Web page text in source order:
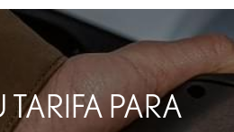
TARIFA PARA